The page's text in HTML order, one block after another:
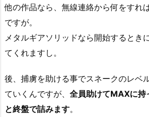
他の作品なら、無線連絡から何をすれ
ですが。
メタルギアソリッドなら開始するとき
てくれますし。
後、捕虜を助ける事でスネークのレベ
ていくんですが、 全員助けてMAXに持
と終盤で詰みます。